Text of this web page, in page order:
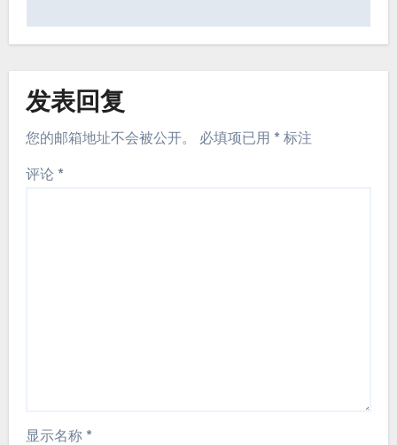
航
发表回复
您的邮箱地址不会被公开。 必填项已用 * 标注
评论 *
显示名称 *